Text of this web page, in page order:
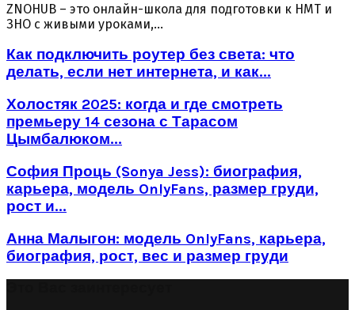
ZNOHUB – это онлайн-школа для подготовки к НМТ и
ЗНО с живыми уроками,...
Как подключить роутер без света: что
делать, если нет интернета, и как...
Холостяк 2025: когда и где смотреть
премьеру 14 сезона с Тарасом
Цымбалюком...
София Проць (Sonya Jess): биография,
карьера, модель OnlyFans, размер груди,
рост и...
Анна Малыгон: модель OnlyFans, карьера,
биография, рост, вес и размер груди